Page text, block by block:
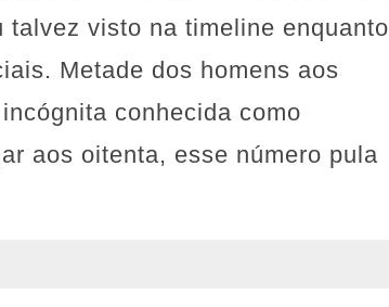
visto na timeline enquanto
Metade dos homens aos
conhecida como
aos oitenta, esse número pula